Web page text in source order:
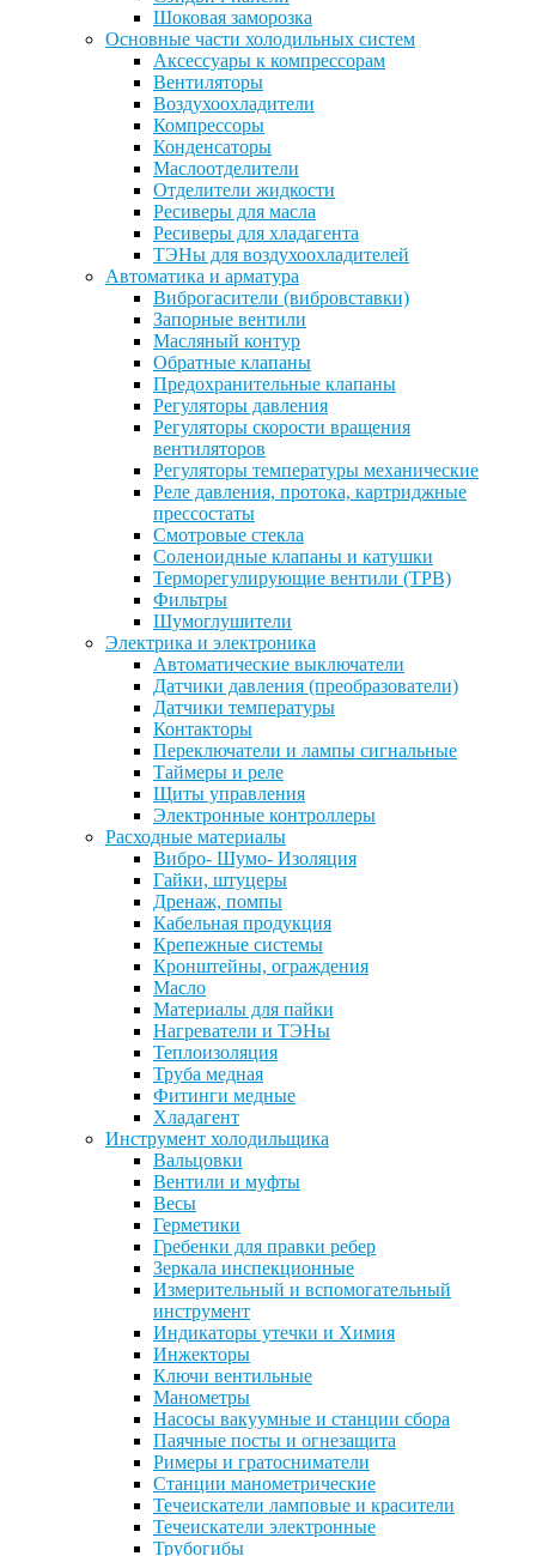
Шоковая заморозка
Основные части холодильных систем
Аксессуары к компрессорам
Вентиляторы
Воздухоохладители
Компрессоры
Конденсаторы
Маслоотделители
Отделители жидкости
Ресиверы для масла
Ресиверы для хладагента
ТЭНы для воздухоохладителей
Автоматика и арматура
Виброгасители (вибровставки)
Запорные вентили
Масляный контур
Обратные клапаны
Предохранительные клапаны
Регуляторы давления
Регуляторы скорости вращения
вентиляторов
Регуляторы температуры механические
Реле давления, протока, картриджные
прессостаты
Смотровые стекла
Соленоидные клапаны и катушки
Терморегулирующие вентили (ТРВ)
Фильтры
Шумоглушители
Электрика и электроника
Автоматические выключатели
Датчики давления (преобразователи)
Датчики температуры
Контакторы
Переключатели и лампы сигнальные
Таймеры и реле
Щиты управления
Электронные контроллеры
Расходные материалы
Вибро- Шумо- Изоляция
Гайки, штуцеры
Дренаж, помпы
Кабельная продукция
Крепежные системы
Кронштейны, ограждения
Масло
Материалы для пайки
Нагреватели и ТЭНы
Теплоизоляция
Труба медная
Фитинги медные
Хладагент
Инструмент холодильщика
Вальцовки
Вентили и муфты
Весы
Герметики
Гребенки для правки ребер
Зеркала инспекционные
Измерительный и вспомогательный
инструмент
Индикаторы утечки и Химия
Инжекторы
Ключи вентильные
Манометры
Насосы вакуумные и станции сбора
Паячные посты и огнезащита
Римеры и гратосниматели
Станции манометрические
Течеискатели ламповые и красители
Течеискатели электронные
Трубогибы